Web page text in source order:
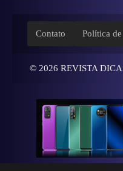
Contato Política
© 2026 REVISTA